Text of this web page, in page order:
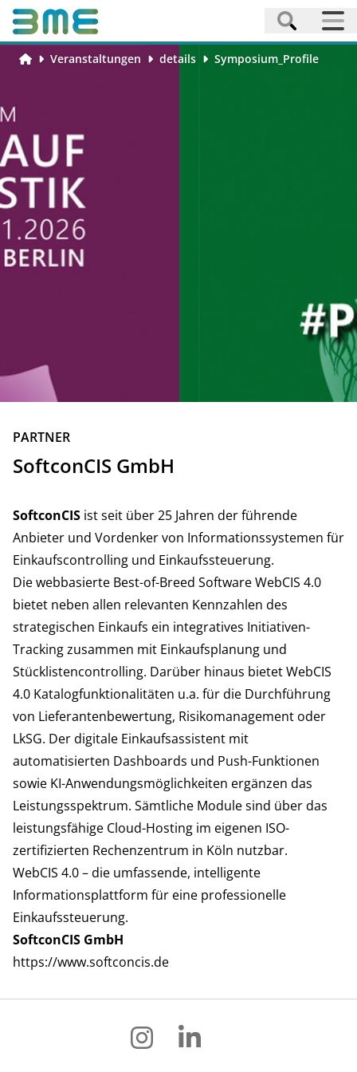
Veranstaltungen details Symposium_Profile
ZURÜCK
PARTNER
SoftconCIS GmbH
SoftconCIS ist seit über 25 Jahren der führende
Anbieter und Vordenker von Informationssystemen für
Einkaufscontrolling und Einkaufssteuerung.
Die webbasierte Best-of-Breed Software WebCIS 4.0
bietet neben allen relevanten Kennzahlen des
strategischen Einkaufs ein integratives Initiativen-
Tracking zusammen mit Einkaufsplanung und
Stücklistencontrolling. Darüber hinaus bietet WebCIS
4.0 Katalogfunktionalitäten u.a. für die Durchführung
von Lieferantenbewertung, Risikomanagement oder
LkSG. Der digitale Einkaufsassistent mit
automatisierten Dashboards und Push-Funktionen
sowie KI-Anwendungsmöglichkeiten ergänzen das
Leistungsspektrum. Sämtliche Module sind über das
leistungsfähige Cloud-Hosting im eigenen ISO-
zertifizierten Rechenzentrum in Köln nutzbar.
WebCIS 4.0 – die umfassende, intelligente
Informationsplattform für eine professionelle
Einkaufssteuerung.
SoftconCIS GmbH
https://www.softconcis.de